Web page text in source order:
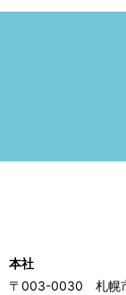
本社
〒003-0030 札幌